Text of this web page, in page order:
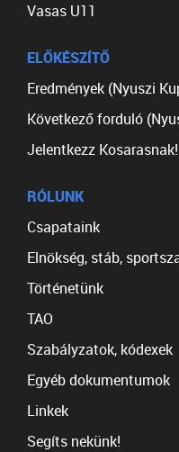
Vasas U11
ELŐKÉSZÍTŐ
Eredmények (Nyuszi
Következő forduló
Jelentkezz Kosarasnak!
RÓLUNK
Csapataink
Elnökség, stáb,
Történetünk
TAO
Szabályzatok, kódexek
Egyéb dokumentumok
Linkek
Segíts nekünk!